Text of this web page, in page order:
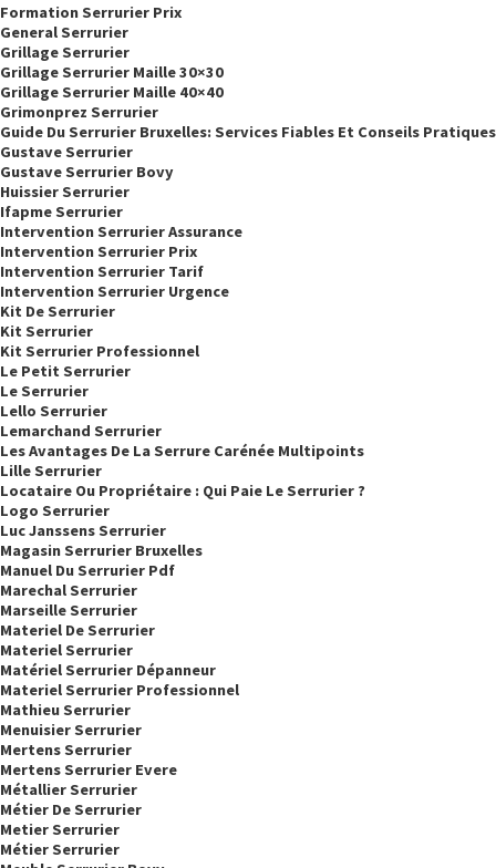
Formation Serrurier Prix
General Serrurier
Grillage Serrurier
Grillage Serrurier Maille 30×30
Grillage Serrurier Maille 40×40
Grimonprez Serrurier
Guide Du Serrurier Bruxelles: Services Fiables Et Conseils Pratiques
Gustave Serrurier
Gustave Serrurier Bovy
Huissier Serrurier
Ifapme Serrurier
Intervention Serrurier Assurance
Intervention Serrurier Prix
Intervention Serrurier Tarif
Intervention Serrurier Urgence
Kit De Serrurier
Kit Serrurier
Kit Serrurier Professionnel
Le Petit Serrurier
Le Serrurier
Lello Serrurier
Lemarchand Serrurier
Les Avantages De La Serrure Carénée Multipoints
Lille Serrurier
Locataire Ou Propriétaire : Qui Paie Le Serrurier ?
Logo Serrurier
Luc Janssens Serrurier
Magasin Serrurier Bruxelles
Manuel Du Serrurier Pdf
Marechal Serrurier
Marseille Serrurier
Materiel De Serrurier
Materiel Serrurier
Matériel Serrurier Dépanneur
Materiel Serrurier Professionnel
Mathieu Serrurier
Menuisier Serrurier
Mertens Serrurier
Mertens Serrurier Evere
Métallier Serrurier
Métier De Serrurier
Metier Serrurier
Métier Serrurier